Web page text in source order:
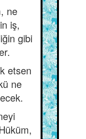
ne
iş,
gibi
etsen
ne